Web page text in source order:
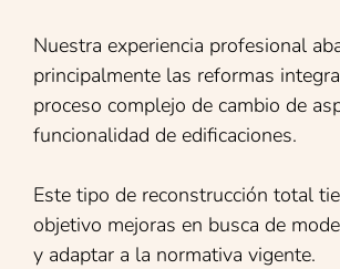
Nuestra experiencia profesional
principalmente las reformas
proceso complejo de cambio de
funcionalidad de edificaciones.
Este tipo de reconstrucción total
objetivo mejoras en busca de
y adaptar a la normativa vigente.